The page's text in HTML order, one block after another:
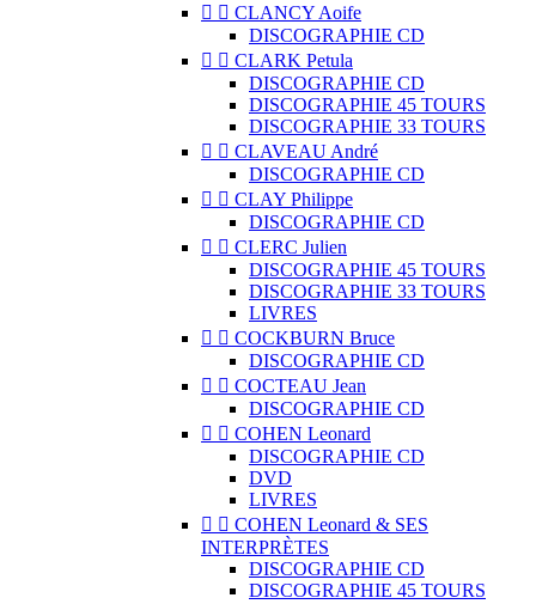
  CLANCY Aoife
DISCOGRAPHIE CD
  CLARK Petula
DISCOGRAPHIE CD
DISCOGRAPHIE 45 TOURS
DISCOGRAPHIE 33 TOURS
  CLAVEAU André
DISCOGRAPHIE CD
  CLAY Philippe
DISCOGRAPHIE CD
  CLERC Julien
DISCOGRAPHIE 45 TOURS
DISCOGRAPHIE 33 TOURS
LIVRES
  COCKBURN Bruce
DISCOGRAPHIE CD
  COCTEAU Jean
DISCOGRAPHIE CD
  COHEN Leonard
DISCOGRAPHIE CD
DVD
LIVRES
  COHEN Leonard & SES
INTERPRÈTES
DISCOGRAPHIE CD
DISCOGRAPHIE 45 TOURS